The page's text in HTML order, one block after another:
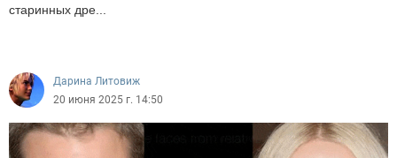
старинных дре...
Дарина Литовиж
20 июня 2025 г. 14:50